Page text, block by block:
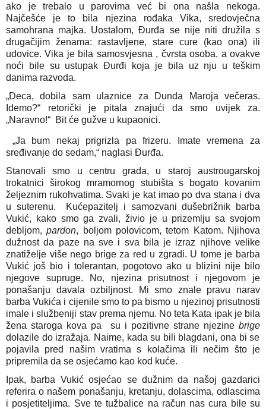
ako je trebalo u parovima već bi ona našla nekoga.
Najčešće je to bila njezina rođaka Vika, sredovječna
samohrana majka. Uostalom, Đurđa se nije niti družila s
drugačijim ženama: rastavljene, stare cure (kao ona) ili
udovice. Vika je bila samosvjesna , čvrsta osoba, a ovakve
noći bile su ustupak Đurđi koja je bila uz nju u teškim
danima razvoda.
„Deca, dobila sam ulaznice za Dunda Maroja večeras.
Idemo?“ retorički je pitala znajući da smo uvijek za.
„Naravno!“ Bit će gužve u kupaonici.
„Ja bum nekaj prigrizla pa frizeru. Imate vremena za
sređivanje do sedam,“ naglasi Đurđa.
Stanovali smo u centru grada, u staroj austrougarskoj
trokatnici širokog mramornog stubišta s bogato kovanim
željeznim rukohvatima. Svaki je kat imao po dva stana i dva
u suterenu. Kućepazitelj i samozvani dušebrižnik barba
Vukić, kako smo ga zvali, živio je u prizemlju sa svojom
debljom,pardon, boljom polovicom, tetom Katom. Njihova
dužnost da paze na sve i sva bila je izraz njihove velike
znatiželje više nego brige za red u zgradi. U tome je barba
Vukić još bio i tolerantan, pogotovo ako u blizini nije bilo
njegove supruge. No, njezina prisutnost i njegovom je
ponašanju davala ozbiljnost. Mi smo znale pravu narav
barba Vukića i cijenile smo to pa bismo u njezinoj prisutnosti
imale i službeniji stav prema njemu. No teta Kata ipak je bila
žena staroga kova pa su i pozitivne strane njezine brige
dolazile do izražaja. Naime, kada su bili blagdani, ona bi se
pojavila pred našim vratima s kolačima ili nečim što je
pripremila da se osjećamo kao kod kuće.
Ipak, barba Vukić osjećao se dužnim da našoj gazdarici
referira o našem ponašanju, kretanju, dolascima, odlascima
i posjetiteljima. Sve te tužbalice na račun nas cura bile su